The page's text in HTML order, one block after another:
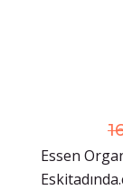
Essen